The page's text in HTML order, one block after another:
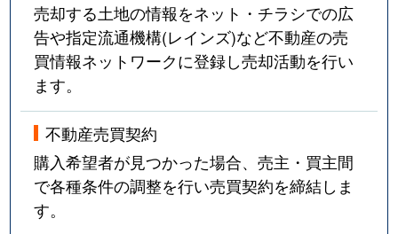
売却する土地の情報をネット・チラシでの広
告や指定流通機構(レインズ)など不動産の売
買情報ネットワークに登録し売却活動を行い
ます。
不動産売買契約
購入希望者が見つかった場合、売主・買主間
で各種条件の調整を行い売買契約を締結しま
す。